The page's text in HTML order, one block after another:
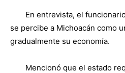
En entrevista, el
se percibe a Michoacán como
gradualmente su economía.
Mencionó que el estado